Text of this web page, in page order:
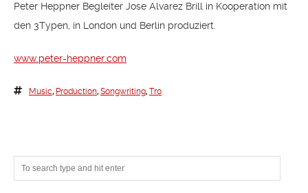
Peter Heppner Begleiter Jose Alvarez Brill in Kooperation mit
den 3Typen, in London und Berlin produziert.
www.peter-heppner.com
Music, Production,Songwriting,Tro